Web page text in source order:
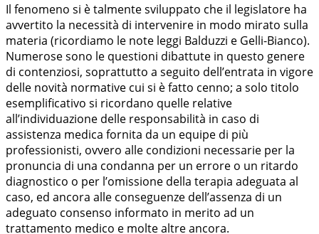
Il fenomeno si è talmente sviluppato che il legislatore ha
avvertito la necessità di intervenire in modo mirato sulla
materia (ricordiamo le note leggi Balduzzi e Gelli-Bianco).
Numerose sono le questioni dibattute in questo genere
di contenziosi, soprattutto a seguito dell’entrata in vigore
delle novità normative cui si è fatto cenno; a solo titolo
esemplificativo si ricordano quelle relative
all’individuazione delle responsabilità in caso di
assistenza medica fornita da un equipe di più
professionisti, ovvero alle condizioni necessarie per la
pronuncia di una condanna per un errore o un ritardo
diagnostico o per l’omissione della terapia adeguata al
caso, ed ancora alle conseguenze dell’assenza di un
adeguato consenso informato in merito ad un
trattamento medico e molte altre ancora.